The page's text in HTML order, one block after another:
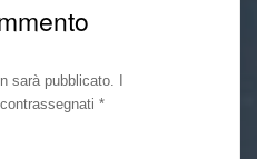
sarà pubblicato.
*